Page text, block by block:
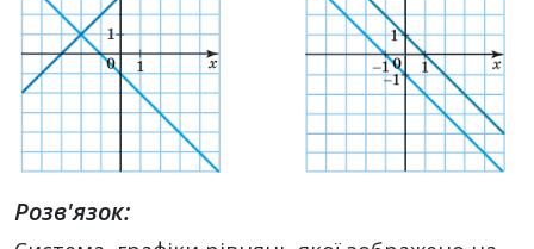
Розв'язок: